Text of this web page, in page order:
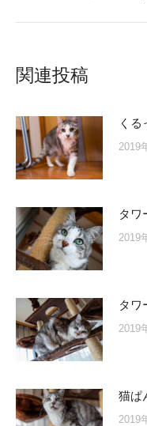
関連投稿
くる
2019
タワ
2019
タワ
2019
猫ぱ
2019